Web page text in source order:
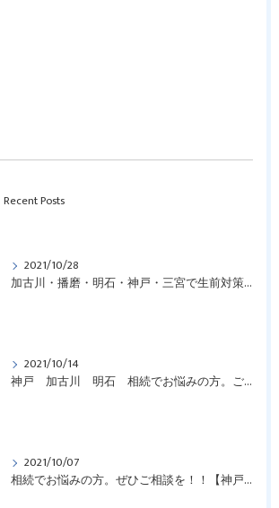
Recent Posts
2021/10/28
加古川・播磨・明石・神戸・三宮で生前対策についてお悩みの方はご相談を！
2021/10/14
神戸 加古川 明石 相続でお悩みの方。ご相談を！！
2021/10/07
相続でお悩みの方。ぜひご相談を！！【神戸の相続相談窓口】